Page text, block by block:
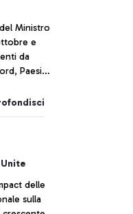
Ministro
e
da
o
in
delle
sulla